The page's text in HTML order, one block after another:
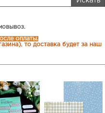
оплаты.
то доставка будет за наш